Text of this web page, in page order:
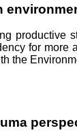
for
the
uma